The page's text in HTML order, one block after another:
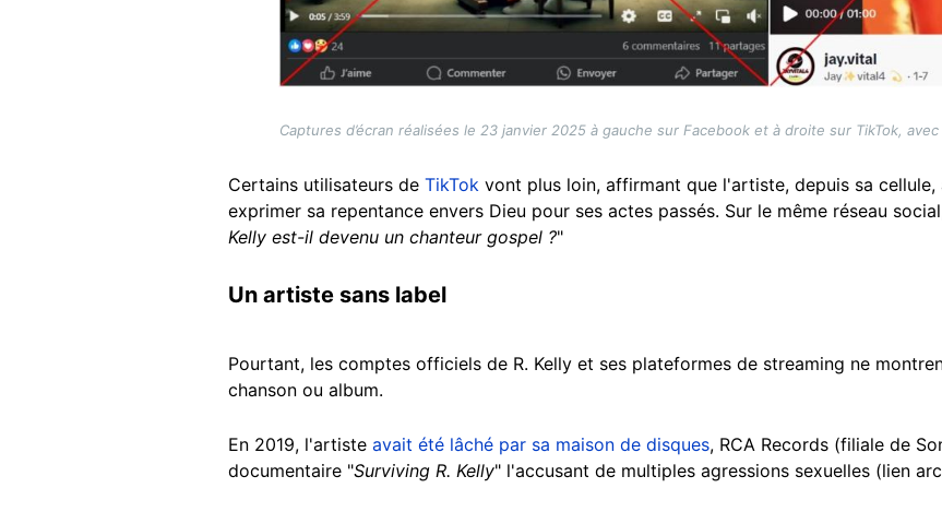
Captures d’écran réalisées le 23 janvier 2025 à gauche sur Facebook et à droite sur TikTok,
Certains utilisateurs de TikTok vont plus loin, affirmant que l'artiste, depuis sa
exprimer sa repentance envers Dieu pour ses actes passés. Sur le même réseau
Kelly est-il devenu un chanteur gospel ?"
Un artiste sans label
Pourtant, les comptes officiels de R. Kelly et ses plateformes de streaming ne
chanson ou album.
En 2019, l'artiste avait été lâché par sa maison de disques, RCA Records (filiale de
documentaire "Surviving R. Kelly" l'accusant de multiples agressions sexuelles (lien